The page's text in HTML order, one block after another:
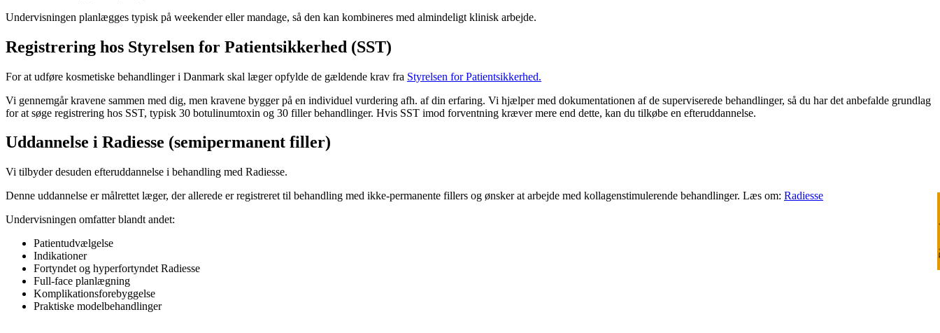
Undervisningen planlægges typisk på weekender eller mandage, så den kan kombineres med almindeligt klinisk arbejde.
Registrering hos Styrelsen for Patientsikkerhed (SST)
For at udføre kosmetiske behandlinger i Danmark skal læger opfylde de gældende krav fra Styrelsen for Patientsikkerhed.
Vi gennemgår kravene sammen med dig, men kravene bygger på en individuel vurdering afh. af din erfaring. Vi hjælper med dokumentationen af de superviserede behandlinger, så du har det anbefalde grundlag
for at søge registrering hos SST, typisk 30 botulinumtoxin og 30 filler behandlinger. Hvis SST imod forventning kræver mere end dette, kan du tilkøbe en efteruddannelse.
Uddannelse i Radiesse (semipermanent filler)
Vi tilbyder desuden efteruddannelse i behandling med Radiesse.
Denne uddannelse er målrettet læger, der allerede er registreret til behandling med ikke-permanente fillers og ønsker at arbejde med kollagenstimulerende behandlinger. Læs om: Radiesse
Undervisningen omfatter blandt andet:
Patientudvælgelse
Indikationer
Fortyndet og hyperfortyndet Radiesse
Full-face planlægning
Komplikationsforebyggelse
Praktiske modelbehandlinger